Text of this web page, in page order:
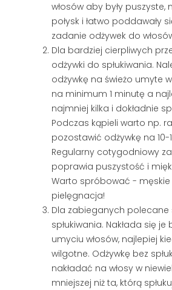
włosów aby były puszyste,
połysk i łatwo poddawały
zadanie odżywek do
Dla bardziej cierpliwych
odżywki do spłukiwania.
odżywkę na świeżo umyte
na minimum 1 minutę a
najmniej kilka i dokładnie
Podczas kąpieli warto np.
pozostawić odżywkę na 10-
Regularny cotygodniowy
poprawia puszystość i
Warto spróbować - męskie
pielęgnacja!
Dla zabieganych polecane
spłukiwania. Nakłada się
umyciu włosów, najlepiej
wilgotne. Odżywkę bez
nakładać na włosy w
mniejszej niż ta, którą